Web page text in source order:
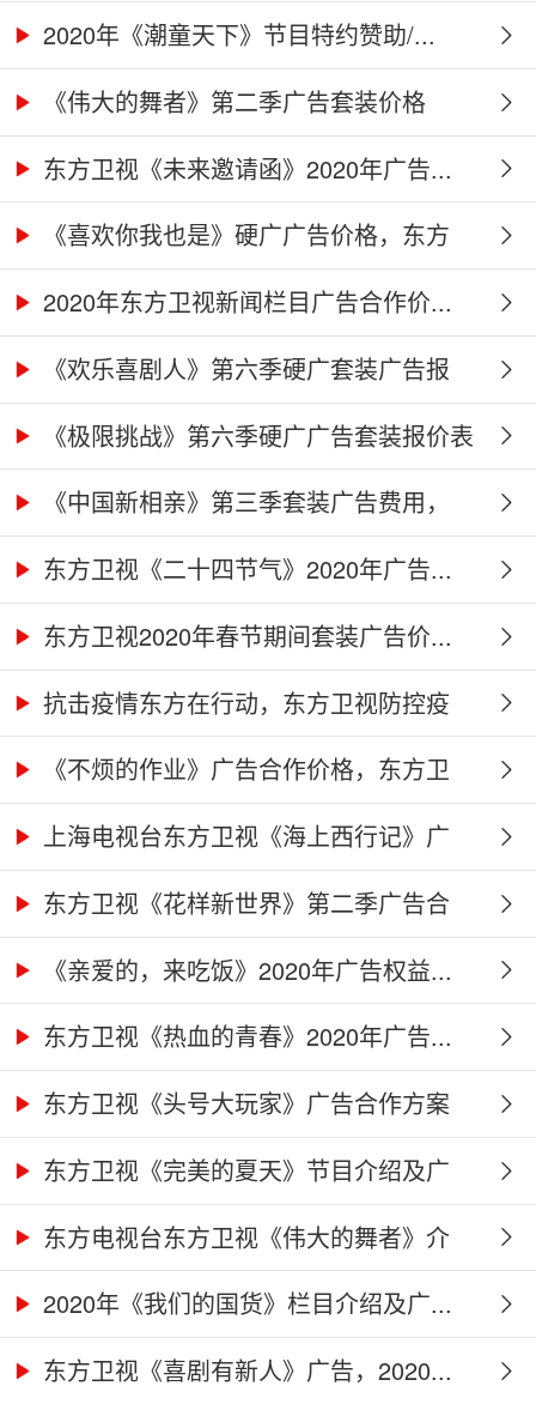
2020年《潮童天下》节目特约赞助/...
《伟大的舞者》第二季广告套装价格
（硬...
东方卫视《未来邀请函》2020年广告...
《喜欢你我也是》硬广广告价格，东方
卫...2020年东方卫视新闻栏目广告合作价...
《欢乐喜剧人》第六季硬广套装广告报
价...《极限挑战》第六季硬广广告套装报价表
《中国新相亲》第三季套装广告费用，
东...东方卫视《二十四节气》2020年广告...
东方卫视2020年春节期间套装广告价...
抗击疫情东方在行动，东方卫视防控疫
情...《不烦的作业》广告合作价格，东方卫
视...上海电视台东方卫视《海上西行记》广
告...东方卫视《花样新世界》第二季广告合
作...《亲爱的，来吃饭》2020年广告权益...
东方卫视《热血的青春》2020年广告...
东方卫视《头号大玩家》广告合作方案
东方卫视《完美的夏天》节目介绍及广
告...东方电视台东方卫视《伟大的舞者》介
绍...2020年《我们的国货》栏目介绍及广...
东方卫视《喜剧有新人》广告，2020...